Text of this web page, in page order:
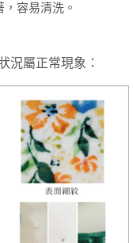
容易清洗。
況屬正常現象：